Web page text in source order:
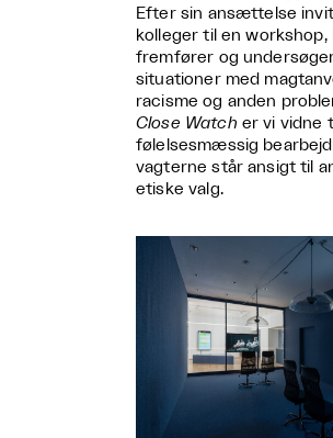
Efter sin ansættelse
kolleger til en workshop,
fremfører og
situationer med
racisme og anden
Close Watch er vi vidne
følelsesmæssig
vagterne står ansigt til
etiske valg.